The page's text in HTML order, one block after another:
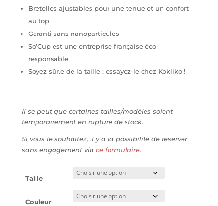
Bretelles ajustables pour une tenue et un confort
au top
Garanti sans nanoparticules
So’Cup est une entreprise française éco-
responsable
Soyez sûr.e de la taille : essayez-le chez Kokliko !
Il se peut que certaines tailles/modèles soient
temporairement en rupture de stock.
Si vous le souhaitez, il y a la possibilité de réserver
sans engagement via ce formulaire.
Taille
Couleur